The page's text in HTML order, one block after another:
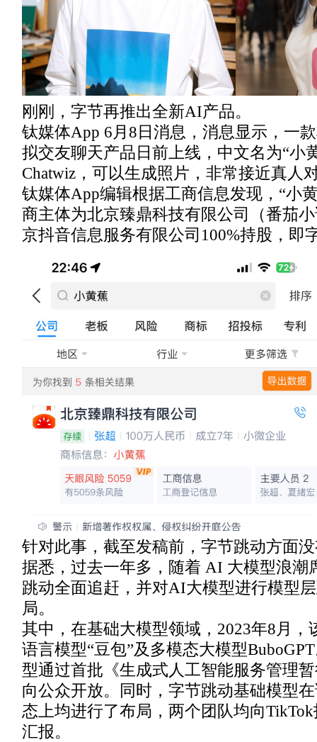
刚刚，字节再推出全新AI产品。
钛媒体App 6月8日消息，消息显示，一
拟交友聊天产品日前上线，中文名为“小
Chatwiz，可以生成照片，非常接近真人
钛媒体App编辑根据工商信息发现，“小
商主体为北京臻鼎科技有限公司（番茄
京抖音信息服务有限公司100%持股，即
针对此事，截至发稿前，字节跳动方面
据悉，过去一年多，随着 AI 大模型浪潮
跳动全面追赶，并对AI大模型进行模型
局。
其中，在基础大模型领域，2023年8月，
语言模型“豆包”及多模态大模型
型通过首批《生成式人工智能服务管理
向公众开放。同时，字节跳动基础模型
态上均进行了布局，两个团队均向
汇报。